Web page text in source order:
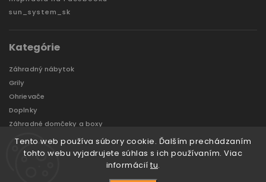
Tento web používa súbory cookie. Ďalším prechádzaním
tohto webu vyjadrujete súhlas s ich používaním. Viac
informácií tu.
sun_system_sk
Kategórie
Záhradný nábytok
Grily
Ohrievače
Doplnky
Záhradné domčeky a boxy
VÝPREDAJ
Značky